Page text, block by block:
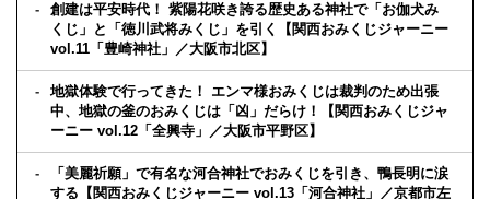
創建は平安時代！ 紫陽花咲き誇る歴史ある神社で「お伽犬み
くじ」と「徳川武将みくじ」を引く【関西おみくじジャーニー
vol.11「豊崎神社」／大阪市北区】
地獄体験で行ってきた！ エンマ様おみくじは裁判のため出張
中、地獄の釜のおみくじは「凶」だらけ！【関西おみくじジャ
ーニー vol.12「全興寺」／大阪市平野区】
「美麗祈願」で有名な河合神社でおみくじを引き、鴨長明に涙
する【関西おみくじジャーニー vol.13「河合神社」／京都市左